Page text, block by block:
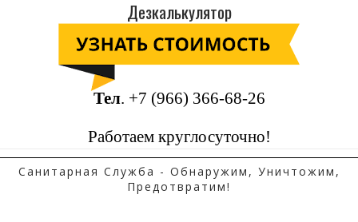
Дезкалькулятор
Тел. +7 (966) 366-68-26
Работаем круглосуточно!
Санитарная Служба - Обнаружим, Уничтожим,
Предотвратим!